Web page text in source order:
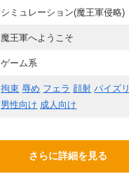
シミュレーション(魔王軍侵略)
魔王軍へようこそ
ゲーム系
拘束 辱め フェラ 顔射 パイズリ
男性向け 成人向け
さらに詳細を見る